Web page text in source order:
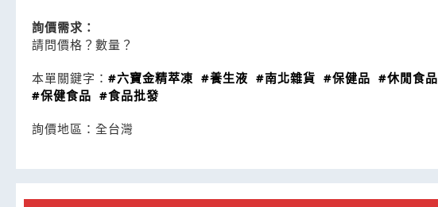
詢價需求：
請問價格？數量？
本單關鍵字： #六寶金精萃凍 #養生液 #南北雜貨 #保健品 #休閒食品
#保健食品 #食品批發
詢價地區： 全台灣